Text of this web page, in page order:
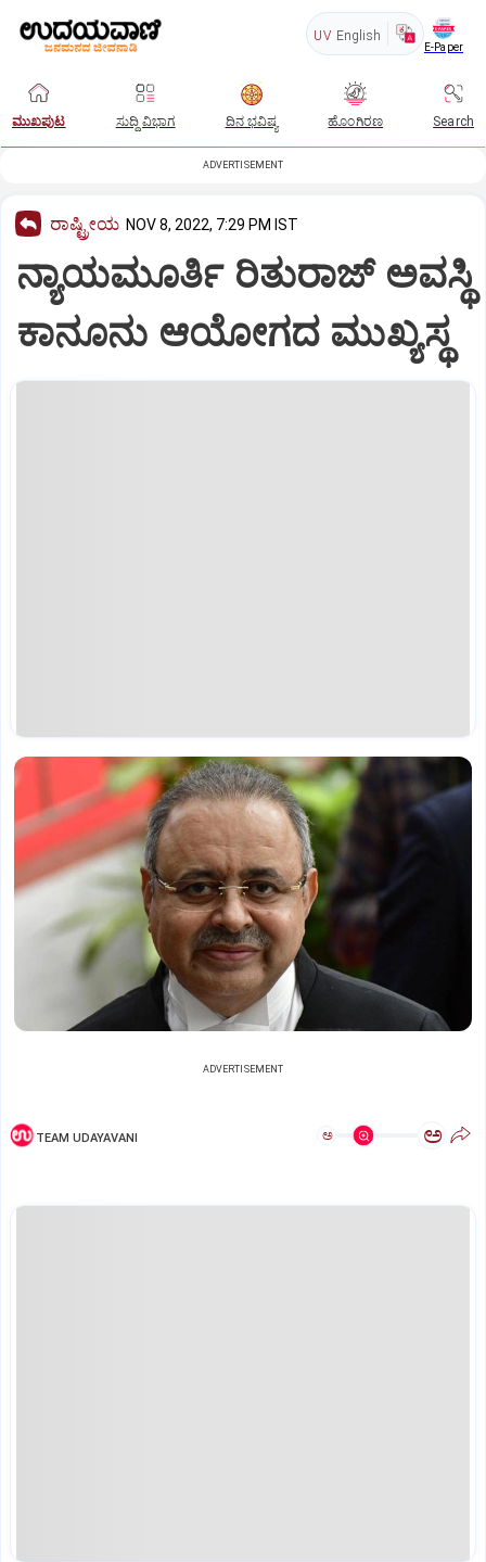
UV English
E-Paper
ಮುಖಪುಟ ಸುದ್ದಿ ವಿಭಾಗ ದಿನ ಭವಿಷ್ಯ ಹೊಂಗಿರಣ Search
ADVERTISEMENT
ರಾಷ್ಟ್ರೀಯ NOV 8, 2022, 7:29 PM IST
ನ್ಯಾಯಮೂರ್ತಿ ರಿತುರಾಜ್‌ ಅವಸ್ಥಿ
ಕಾನೂನು ಆಯೋಗದ ಮುಖ್ಯಸ್ಥ
ADVERTISEMENT
TEAM UDAYAVANI ಅ ಅ